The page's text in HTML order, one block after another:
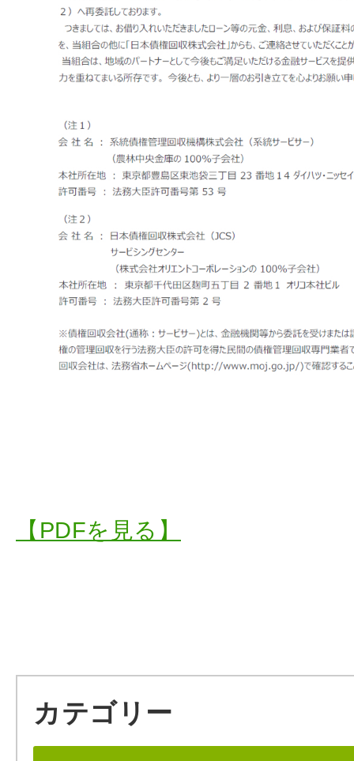
【PDFを見る】
カテゴリー